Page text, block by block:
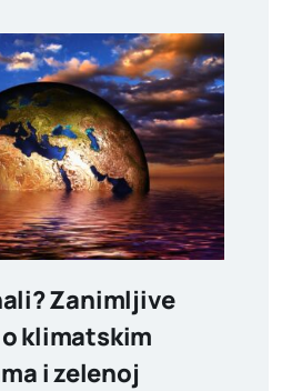
Zanimljive
klimatskim
i zelenoj